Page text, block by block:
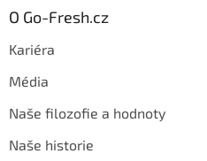
O Go-Fresh.cz
Kariéra
Média
Naše filozofie a hodnoty
Naše historie